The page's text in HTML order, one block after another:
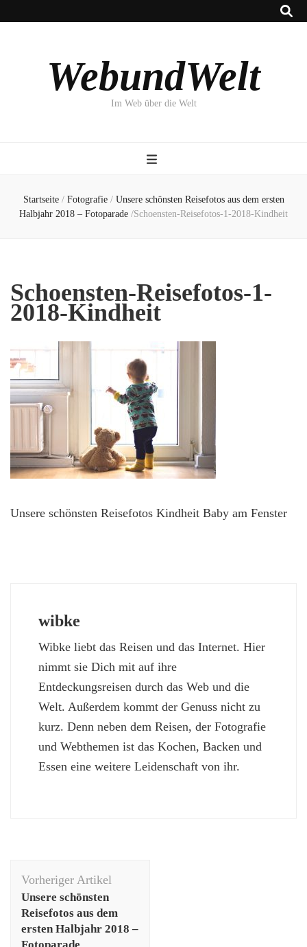
WebundWelt
Im Web über die Welt
Startseite / Fotografie / Unsere schönsten Reisefotos aus dem ersten
Halbjahr 2018 – Fotoparade /Schoensten-Reisefotos-1-2018-Kindheit
Schoensten-Reisefotos-1-
2018-Kindheit
Unsere schönsten Reisefotos Kindheit Baby am Fenster
wibke
Wibke liebt das Reisen und das Internet. Hier
nimmt sie Dich mit auf ihre
Entdeckungsreisen durch das Web und die
Welt. Außerdem kommt der Genuss nicht zu
kurz. Denn neben dem Reisen, der Fotografie
und Webthemen ist das Kochen, Backen und
Essen eine weitere Leidenschaft von ihr.
Vorheriger Artikel
Unsere schönsten
Reisefotos aus dem
ersten Halbjahr 2018 –